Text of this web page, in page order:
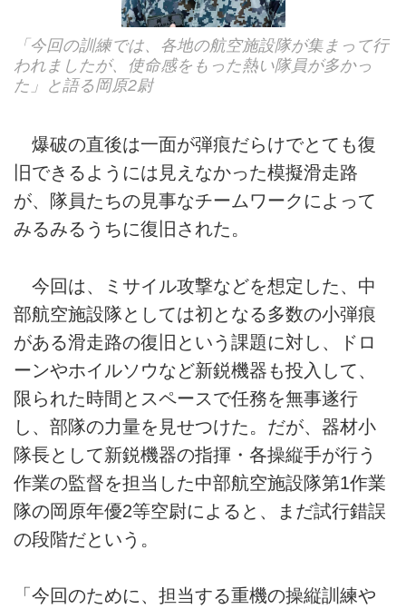
「今回の訓練では、各地の航空施設隊が集まって行
われましたが、使命感をもった熱い隊員が多かっ
た」と語る岡原2尉
爆破の直後は一面が弾痕だらけでとても復
旧できるようには見えなかった模擬滑走路
が、隊員たちの見事なチームワークによって
みるみるうちに復旧された。
今回は、ミサイル攻撃などを想定した、中
部航空施設隊としては初となる多数の小弾痕
がある滑走路の復旧という課題に対し、ドロ
ーンやホイルソウなど新鋭機器も投入して、
限られた時間とスペースで任務を無事遂行
し、部隊の力量を見せつけた。だが、器材小
隊長として新鋭機器の指揮・各操縦手が行う
作業の監督を担当した中部航空施設隊第1作業
隊の岡原年優2等空尉によると、まだ試行錯誤
の段階だという。
「今回のために、担当する重機の操縦訓練や